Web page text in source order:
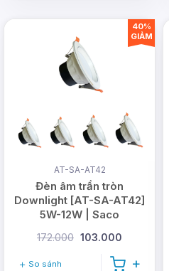
AT-SA-AT42
Đèn âm trần tròn
Downlight [AT-SA-AT42]
5W-12W | Saco
172.000 103.000
So sánh
40%
GIẢM